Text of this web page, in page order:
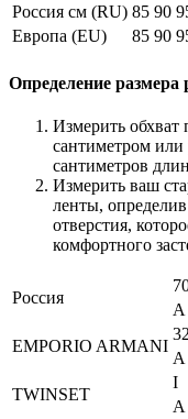
Россия см (RU) 85 90
Европа (EU)
85 90
Определение размера
Измерить
сантиметром или
сантиметров
Измерить ваш
ленты,
отверстия,
комфортного
Россия
A
EMPORIO ARMANI
32
A
TWINSET
I
A